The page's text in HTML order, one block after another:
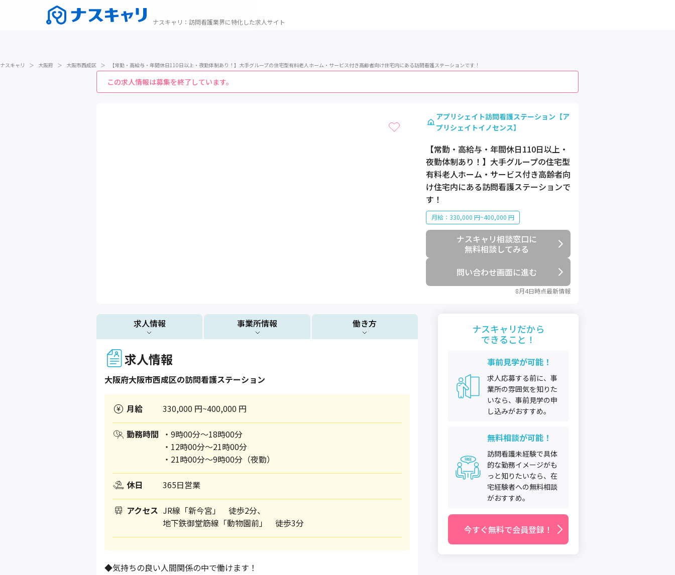
ナスキャリ ： 訪問看護業界に特化した求人サイト
ナスキャリ ＞ 大阪府 ＞ 大阪市西成区 ＞ 【常勤・高給与・年間休日110日以上・夜勤体制あり！】大手グループの住宅型有料老人ホーム・サービス付き高齢者向け住宅内にある訪問看護ステーションです！
この求人情報は募集を終了しています。
1 / 1
アプリシェイト訪問看護ステーション【ア
プリシェイトイノセンス】
【常勤・高給与・年間休日110日以上・
夜勤体制あり！】大手グループの住宅型
有料老人ホーム・サービス付き高齢者向
け住宅内にある訪問看護ステーションで
す！
月給：330,000 円~400,000 円
ナスキャリ相談窓口に
無料相談してみる
問い合わせ画面に進む
8月4日時点最新情報
求人情報 事業所情報 働き方
求人情報
大阪府大阪市西成区の訪問看護ステーション
月給 330,000 円~400,000 円
勤務時間
・9時00分～18時00分
・12時00分～21時00分
・21時00分～9時00分（夜勤）
休日 365日営業
アクセス JR線「新今宮」 徒歩2分、
地下鉄御堂筋線「動物園前」 徒歩3分
◆気持ちの良い人間関係の中で働けます！
ナスキャリだから
できること！
事前見学が可能！
求人応募する前に、事
業所の雰囲気を知りた
いなら、事前見学の申
し込みがおすすめ。
無料相談が可能！
訪問看護未経験で具体
的な勤務イメージがも
っと知りたいなら、在
宅経験者への無料相談
がおすすめ。
今すぐ無料で会員登録！